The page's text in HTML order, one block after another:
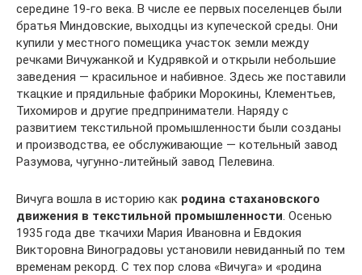
середине 19-го века. В числе ее первых поселенцев были
братья Миндовские, выходцы из купеческой среды. Они
купили у местного помещика участок земли между
речками Вичужанкой и Кудрявкой и открыли небольшие
заведения — красильное и набивное. Здесь же поставили
ткацкие и прядильные фабрики Морокины, Клементьев,
Тихомиров и другие предприниматели. Наряду с
развитием текстильной промышленности были созданы
и производства, ее обслуживающие — котельный завод
Разумова, чугунно-литейный завод Пелевина.
Вичуга вошла в историю как родина стахановского
движения в текстильной промышленности. Осенью
1935 года две ткачихи Мария Ивановна и Евдокия
Викторовна Виноградовы установили невиданный по тем
временам рекорд. С тех пор слова «Вичуга» и «родина